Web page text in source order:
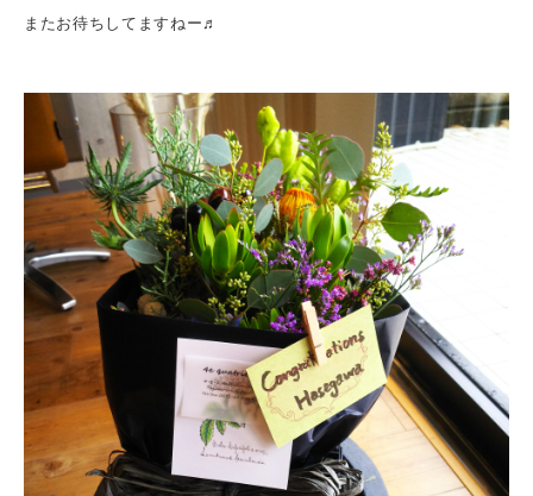
またお待ちしてますねー♬